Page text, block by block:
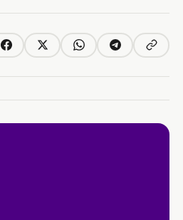
FacebookTwitter/XWhatsAppTelegramCopy link